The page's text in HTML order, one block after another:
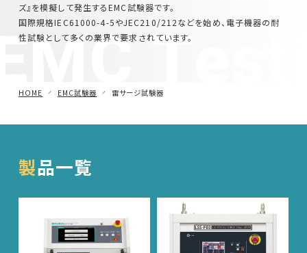
ズ』を模擬して発生するEMC試験器です。
国際規格IEC61000-4-5やJEC210/212などを始め、電子機器の耐
性試験として多くの業界で要求されています。
HOME EMC試験器 雷サージ試験器
製品一覧
車載用EMC試験器